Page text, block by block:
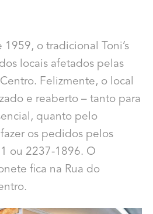
o tradicional Toni’s
locais afetados pelas
Felizmente, o local
e reaberto – tanto para
quanto pelo
os pedidos pelos
ou 2237-1896. O
fica na Rua do